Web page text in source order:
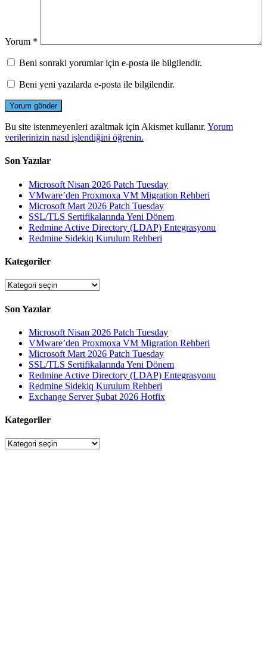
Yorum *
Beni sonraki yorumlar için e-posta ile bilgilendir.
Beni yeni yazılarda e-posta ile bilgilendir.
Bu site istenmeyenleri azaltmak için Akismet kullanır. Yorum
verilerinizin nasıl işlendiğini öğrenin.
Son Yazılar
Microsoft Nisan 2026 Patch Tuesday
VMware’den Proxmoxa VM Migration Rehberi
Microsoft Mart 2026 Patch Tuesday
SSL/TLS Sertifikalarında Yeni Dönem
Redmine Active Directory (LDAP) Entegrasyonu
Redmine Sidekiq Kurulum Rehberi
Kategoriler
Kategoriler
Son Yazılar
Microsoft Nisan 2026 Patch Tuesday
VMware’den Proxmoxa VM Migration Rehberi
Microsoft Mart 2026 Patch Tuesday
SSL/TLS Sertifikalarında Yeni Dönem
Redmine Active Directory (LDAP) Entegrasyonu
Redmine Sidekiq Kurulum Rehberi
Exchange Server Şubat 2026 Hotfix
Kategoriler
Kategoriler